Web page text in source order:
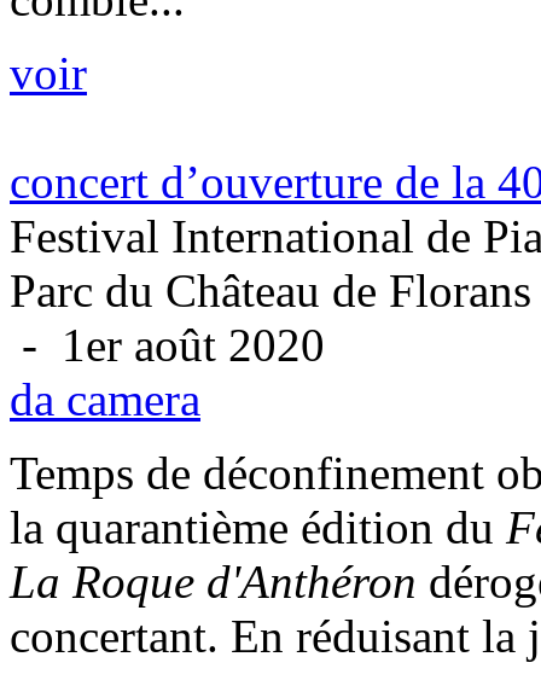
voir
concert d’ouverture de la
Festival International de
Parc du Château de Florans
- 1er août 2020
da camera
Temps de déconfinement
la quarantième édition du
La Roque d'Anthéron
concertant. En réduisant la